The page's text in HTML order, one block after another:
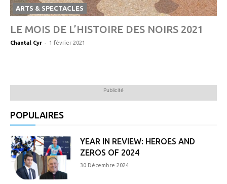
ARTS & SPECTACLES
LE MOIS DE L’HISTOIRE DES NOIRS 2021
Chantal Cyr - 1 février 2021
Publicité
POPULAIRES
YEAR IN REVIEW: HEROES AND
ZEROS OF 2024
30 Décembre 2024